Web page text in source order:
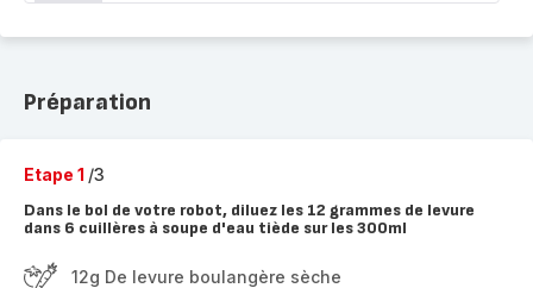
Préparation
Etape 1 /3
Dans le bol de votre robot, diluez les 12 grammes de levure
dans 6 cuillères à soupe d'eau tiède sur les 300ml
12g De levure boulangère sèche